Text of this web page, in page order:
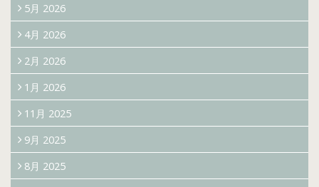
5月 2026
4月 2026
2月 2026
1月 2026
11月 2025
9月 2025
8月 2025